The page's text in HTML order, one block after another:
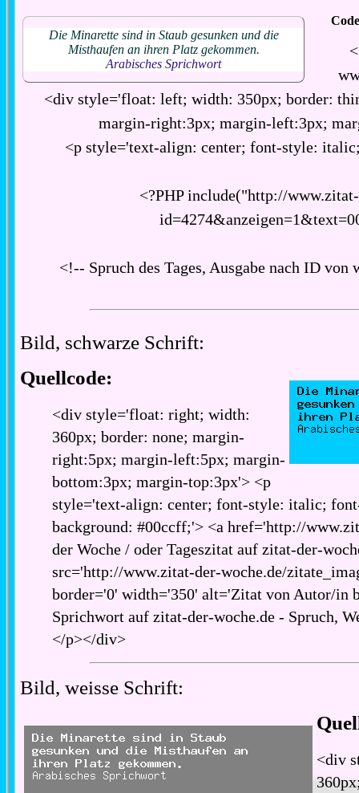
Die Minarette sind in Staub gesunken und die
Misthaufen an ihren Platz gekommen.
Arabisches Sprichwort
<div style='float: left; width: 350px; border:
margin-right:3px; margin-left:3px;
<p style='text-align: center; font-style:
<?PHP include("http://
<!-- Spruch des Tages, Ausgabe nach ID
Bild, schwarze Schrift:
Quellcode:
<div style='float: right; width:
360px; border: none; margin-
right:5px; margin-left:5px; margin-
bottom:3px; margin-top:3px'> <p
style='text-align: center; font-style: italic;
background: #00ccff;'> <a href='http://
der Woche / oder Tageszitat auf zitat-der-
src='http://www.zitat-der-woche.de/
border='0' width='350' alt='Zitat von Autor/in
Sprichwort auf zitat-der-woche.de - Spruch,
</p></div>
Bild, weisse Schrift:
<div